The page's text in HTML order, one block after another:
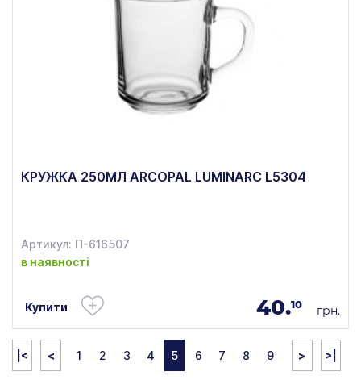
КРУЖКА 250МЛ ARCOPAL LUMINARC L5304
Артикул: П-616507
в наявності
Купити 40.10 грн.
|< < 1 2 3 4 5 6 7 8 9 > >|